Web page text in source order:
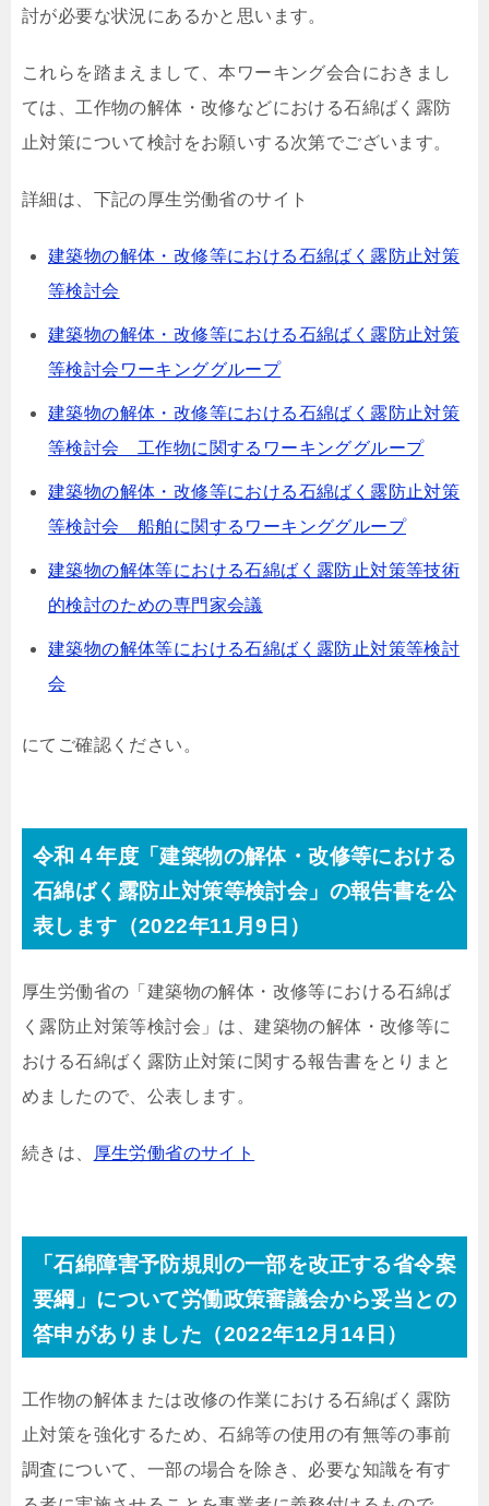
討が必要な状況にあるかと思います。
これらを踏まえまして、本ワーキング会合におきまし
ては、工作物の解体・改修などにおける石綿ばく露防
止対策について検討をお願いする次第でございます。
詳細は、下記の厚生労働省のサイト
建築物の解体・改修等における石綿ばく露防止対策
等検討会
建築物の解体・改修等における石綿ばく露防止対策
等検討会ワーキンググループ
建築物の解体・改修等における石綿ばく露防止対策
等検討会 工作物に関するワーキンググループ
建築物の解体・改修等における石綿ばく露防止対策
等検討会 船舶に関するワーキンググループ
建築物の解体等における石綿ばく露防止対策等技術
的検討のための専門家会議
建築物の解体等における石綿ばく露防止対策等検討
会
にてご確認ください。
令和４年度「建築物の解体・改修等における
石綿ばく露防止対策等検討会」の報告書を公
表します（2022年11月9日）
厚生労働省の「建築物の解体・改修等における石綿ば
く露防止対策等検討会」は、建築物の解体・改修等に
おける石綿ばく露防止対策に関する報告書をとりまと
めましたので、公表します。
続きは、 厚生労働省のサイト
「石綿障害予防規則の一部を改正する省令案
要綱」について労働政策審議会から妥当との
答申がありました（2022年12月14日）
工作物の解体または改修の作業における石綿ばく露防
止対策を強化するため、石綿等の使用の有無等の事前
調査について、一部の場合を除き、必要な知識を有す